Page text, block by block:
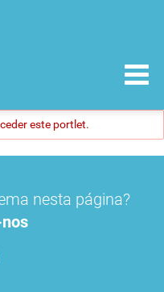
este portlet.
nesta página?